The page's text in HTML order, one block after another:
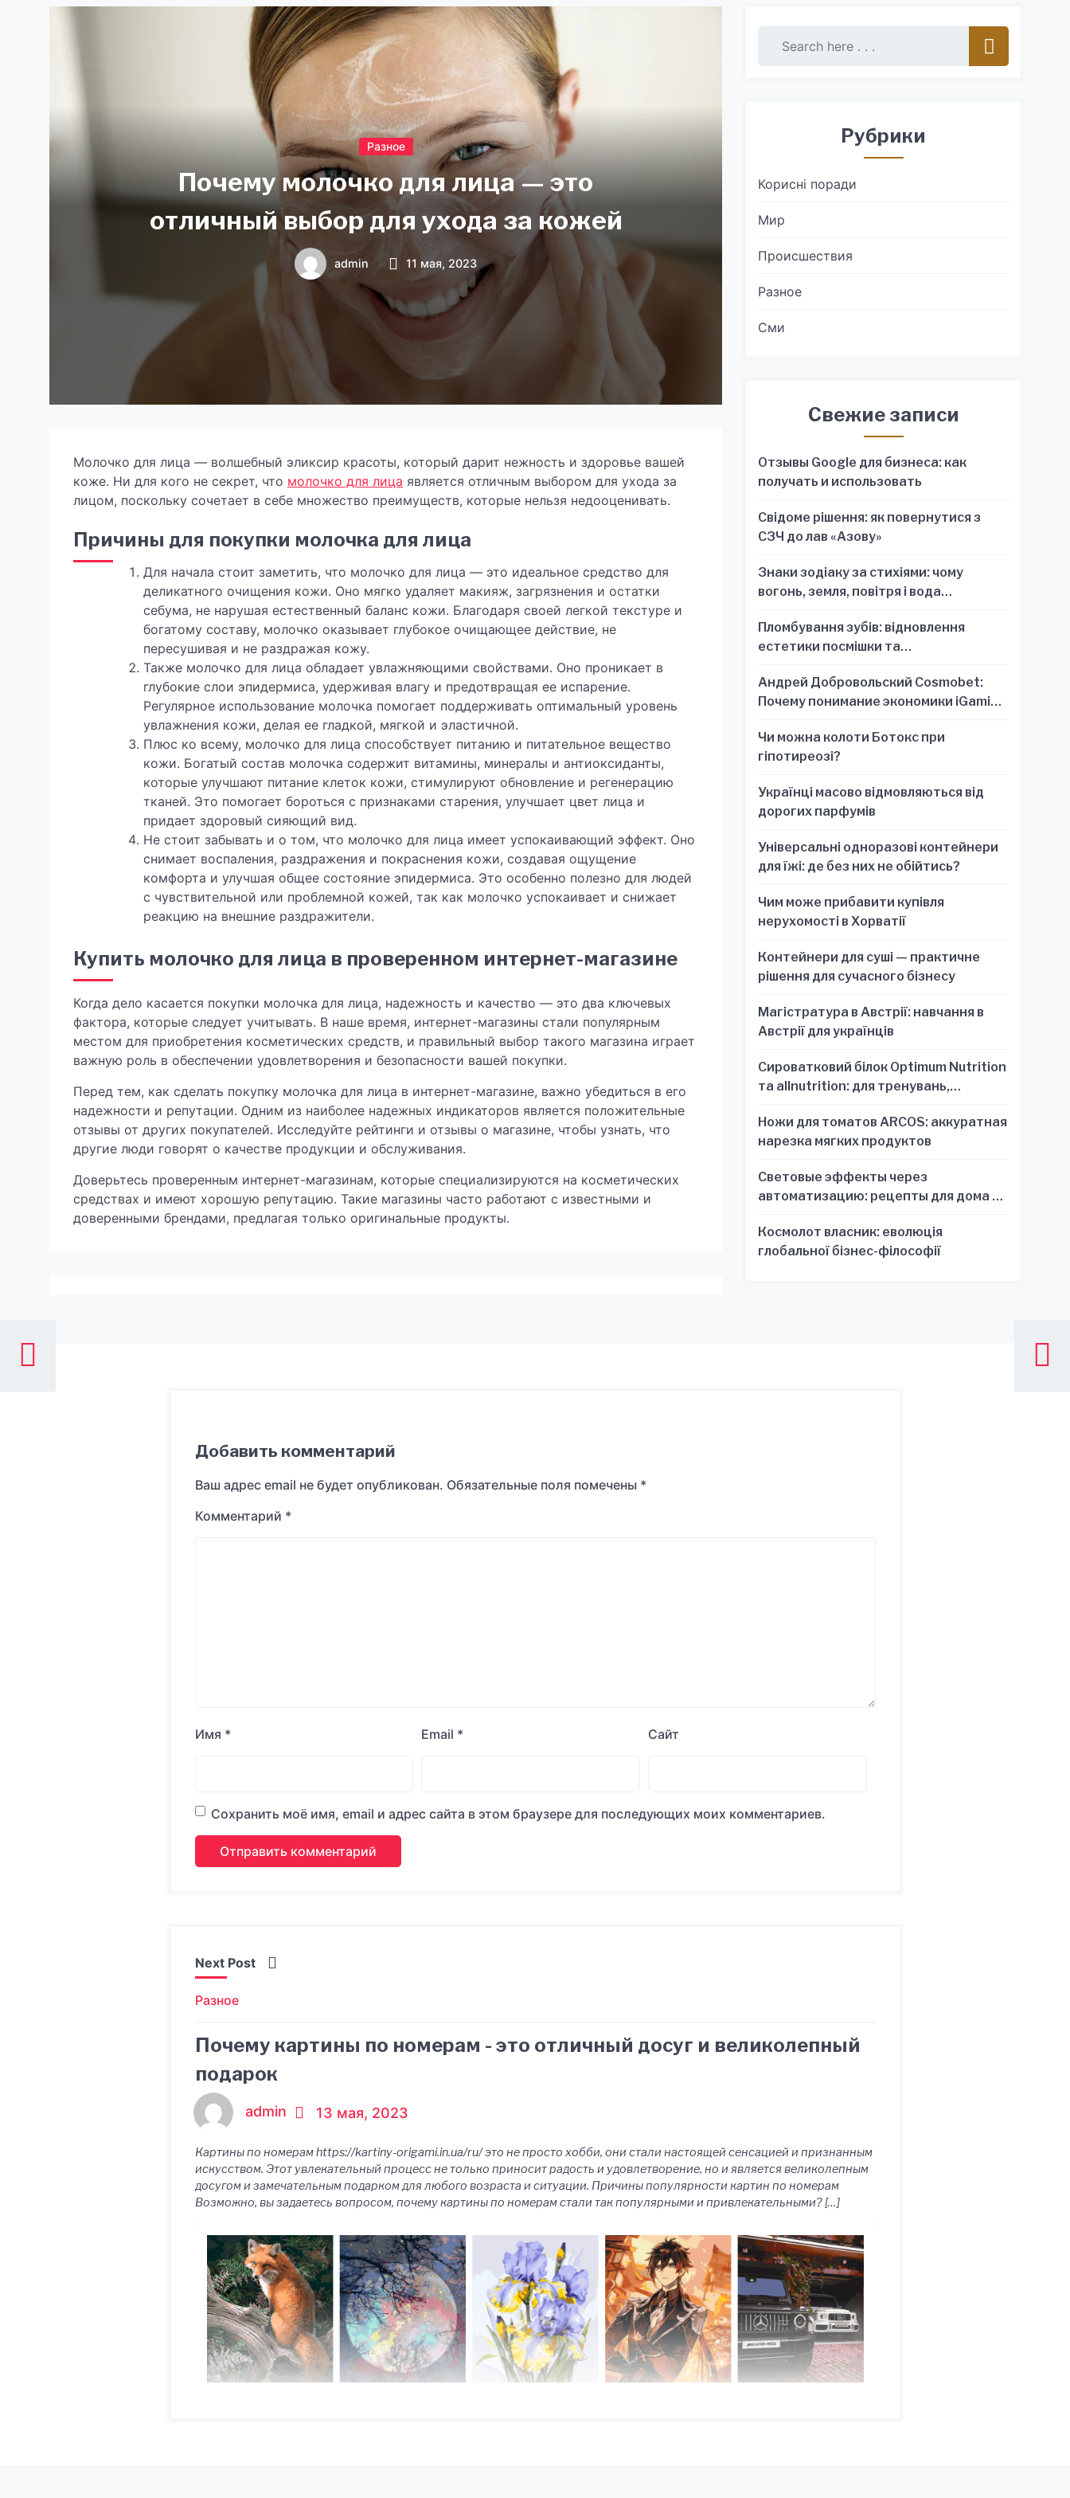
Разное
Почему молочко для лица — это
отличный выбор для ухода за кожей
admin 11 мая, 2023
Молочко для лица — волшебный эликсир красоты, который дарит нежность и здоровье вашей
коже. Ни для кого не секрет, что молочко для лица является отличным выбором для ухода за
лицом, поскольку сочетает в себе множество преимуществ, которые нельзя недооценивать.
Причины для покупки молочка для лица
Для начала стоит заметить, что молочко для лица — это идеальное средство для
деликатного очищения кожи. Оно мягко удаляет макияж, загрязнения и остатки
себума, не нарушая естественный баланс кожи. Благодаря своей легкой текстуре и
богатому составу, молочко оказывает глубокое очищающее действие, не
пересушивая и не раздражая кожу.
Также молочко для лица обладает увлажняющими свойствами. Оно проникает в
глубокие слои эпидермиса, удерживая влагу и предотвращая ее испарение.
Регулярное использование молочка помогает поддерживать оптимальный уровень
увлажнения кожи, делая ее гладкой, мягкой и эластичной.
Плюс ко всему, молочко для лица способствует питанию и питательное вещество
кожи. Богатый состав молочка содержит витамины, минералы и антиоксиданты,
которые улучшают питание клеток кожи, стимулируют обновление и регенерацию
тканей. Это помогает бороться с признаками старения, улучшает цвет лица и
придает здоровый сияющий вид.
Не стоит забывать и о том, что молочко для лица имеет успокаивающий эффект. Оно
снимает воспаления, раздражения и покраснения кожи, создавая ощущение
комфорта и улучшая общее состояние эпидермиса. Это особенно полезно для людей
с чувствительной или проблемной кожей, так как молочко успокаивает и снижает
реакцию на внешние раздражители.
Купить молочко для лица в проверенном интернет-магазине
Когда дело касается покупки молочка для лица, надежность и качество — это два ключевых
фактора, которые следует учитывать. В наше время, интернет-магазины стали популярным
местом для приобретения косметических средств, и правильный выбор такого магазина играет
важную роль в обеспечении удовлетворения и безопасности вашей покупки.
Перед тем, как сделать покупку молочка для лица в интернет-магазине, важно убедиться в его
надежности и репутации. Одним из наиболее надежных индикаторов является положительные
отзывы от других покупателей. Исследуйте рейтинги и отзывы о магазине, чтобы узнать, что
другие люди говорят о качестве продукции и обслуживания.
Доверьтесь проверенным интернет-магазинам, которые специализируются на косметических
средствах и имеют хорошую репутацию. Такие магазины часто работают с известными и
доверенными брендами, предлагая только оригинальные продукты.
Рубрики
Корисні поради
Мир
Происшествия
Разное
Сми
Свежие записи
Отзывы Google для бизнеса: как
получать и использовать
Свідоме рішення: як повернутися з
СЗЧ до лав «Азову»
Знаки зодіаку за стихіями: чому
вогонь, земля, повітря і вода
знак
Пломбування зубів: відновлення
естетики посмішки та
Андрей Добровольский Cosmobet:
Почему понимание экономики iGaming
решений
Чи можна колоти Ботокс при
гіпотиреозі?
Українці масово відмовляються від
дорогих парфумів
Універсальні одноразові контейнери
для їжі: де без них не обійтись?
Чим може прибавити купівля
нерухомості в Хорватії
Контейнери для суші — практичне
рішення для сучасного бізнесу
Магістратура в Австрії: навчання в
Австрії для українців
Сироватковий білок Optimum Nutrition
та allnutrition: для тренувань,
Ножи для томатов ARCOS: аккуратная
нарезка мягких продуктов
Световые эффекты через
автоматизацию: рецепты для дома и
Космолот власник: еволюція
глобальної бізнес-філософії
Добавить комментарий
Ваш адрес email не будет опубликован. Обязательные поля помечены *
Комментарий *
Имя * Email * Сайт
Сохранить моё имя, email и адрес сайта в этом браузере для последующих моих комментариев.
Next Post
Разное
Почему картины по номерам - это отличный досуг и великолепный
подарок
admin 13 мая, 2023
Картины по номерам https://kartiny-origami.in.ua/ru/ это не просто хобби, они стали настоящей сенсацией и признанным
искусством. Этот увлекательный процесс не только приносит радость и удовлетворение, но и является великолепным
досугом и замечательным подарком для любого возраста и ситуации. Причины популярности картин по номерам
Возможно, вы задаетесь вопросом, почему картины по номерам стали так популярными и привлекательными? […]